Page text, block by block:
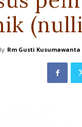
Rm Gusti Kusumawanta